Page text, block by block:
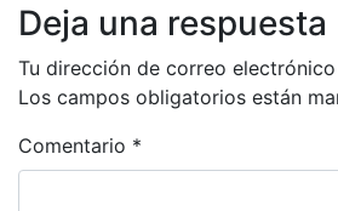
Deja una respuesta
Tu dirección de correo
Los campos obligatorios están
Comentario *